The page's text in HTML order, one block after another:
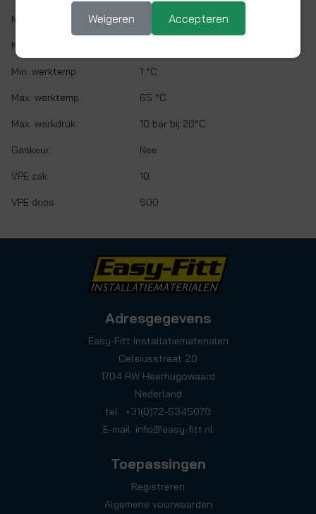
Materiaal: Acetalcopolymeer (POM)
Kleur:
Min. werktemp.: 1 °C
Max. werktemp.: 65 °C
Max. werkdruk: 10 bar bij 20°C
Gaskeur: Nee
VPE zak: 10
VPE doos: 500
Adresgegevens
Easy-Fitt Installatiematerialen
Celsiusstraat 20
1704 RW Heerhugowaard
Nederland
tel.: +31(0)72-5345070
E-mail: info@easy-fitt.nl
Toepassingen
Registreren
Algemene voorwaarden
Weigeren Accepteren